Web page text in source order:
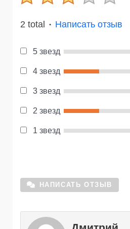
2 total ● Написать отзыв
5 звезд
4 звезд
3 звезд
2 звезд
1 звезд
НАПИСАТЬ ОТЗЫВ